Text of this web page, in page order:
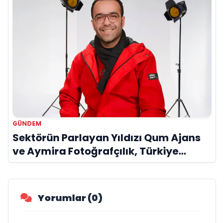
GÜNDEM
Sektörün Parlayan Yıldızı Qum Ajans
ve Aymira Fotoğrafçılık, Türkiye
Genelinde Hizmet Ağını Genişletiyor
Yorumlar (0)